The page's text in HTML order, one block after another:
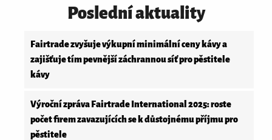
Poslední aktuality
Fairtrade zvyšuje výkupní minimální ceny kávy a
zajišťuje tím pevnější záchrannou síť pro pěstitele
kávy
Výroční zpráva Fairtrade International 2025: roste
počet firem zavazujících se k důstojnému příjmu pro
pěstitele